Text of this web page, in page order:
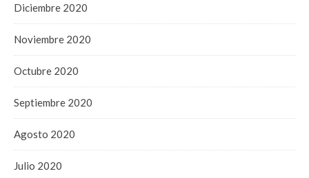
Diciembre 2020
Noviembre 2020
Octubre 2020
Septiembre 2020
Agosto 2020
Julio 2020